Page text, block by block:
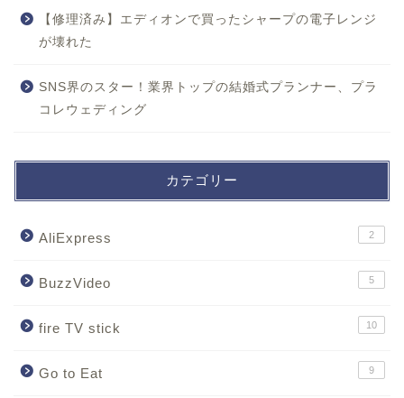
【修理済み】エディオンで買ったシャープの電子レンジ
が壊れた
SNS界のスター！業界トップの結婚式プランナー、プラ
コレウェディング
カテゴリー
AliExpress 2
BuzzVideo 5
fire TV stick 10
Go to Eat 9